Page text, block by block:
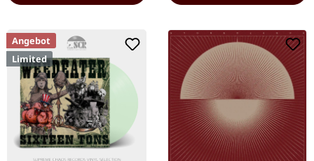
Angebot
Limited